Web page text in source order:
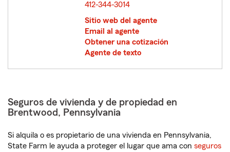
412-344-3014
Sitio web del agente
Email al agente
Obtener una cotización
Agente de texto
Seguros de vivienda y de propiedad en
Brentwood, Pennsylvania
Si alquila o es propietario de una vivienda en Pennsylvania,
State Farm le ayuda a proteger el lugar que ama con seguros